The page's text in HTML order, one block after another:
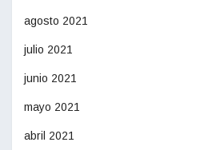
agosto 2021
julio 2021
junio 2021
mayo 2021
abril 2021